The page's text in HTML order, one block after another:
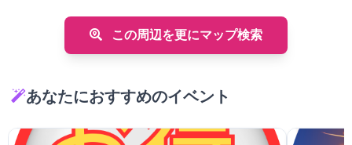
この周辺を更にマップ検索
あなたにおすすめのイベント